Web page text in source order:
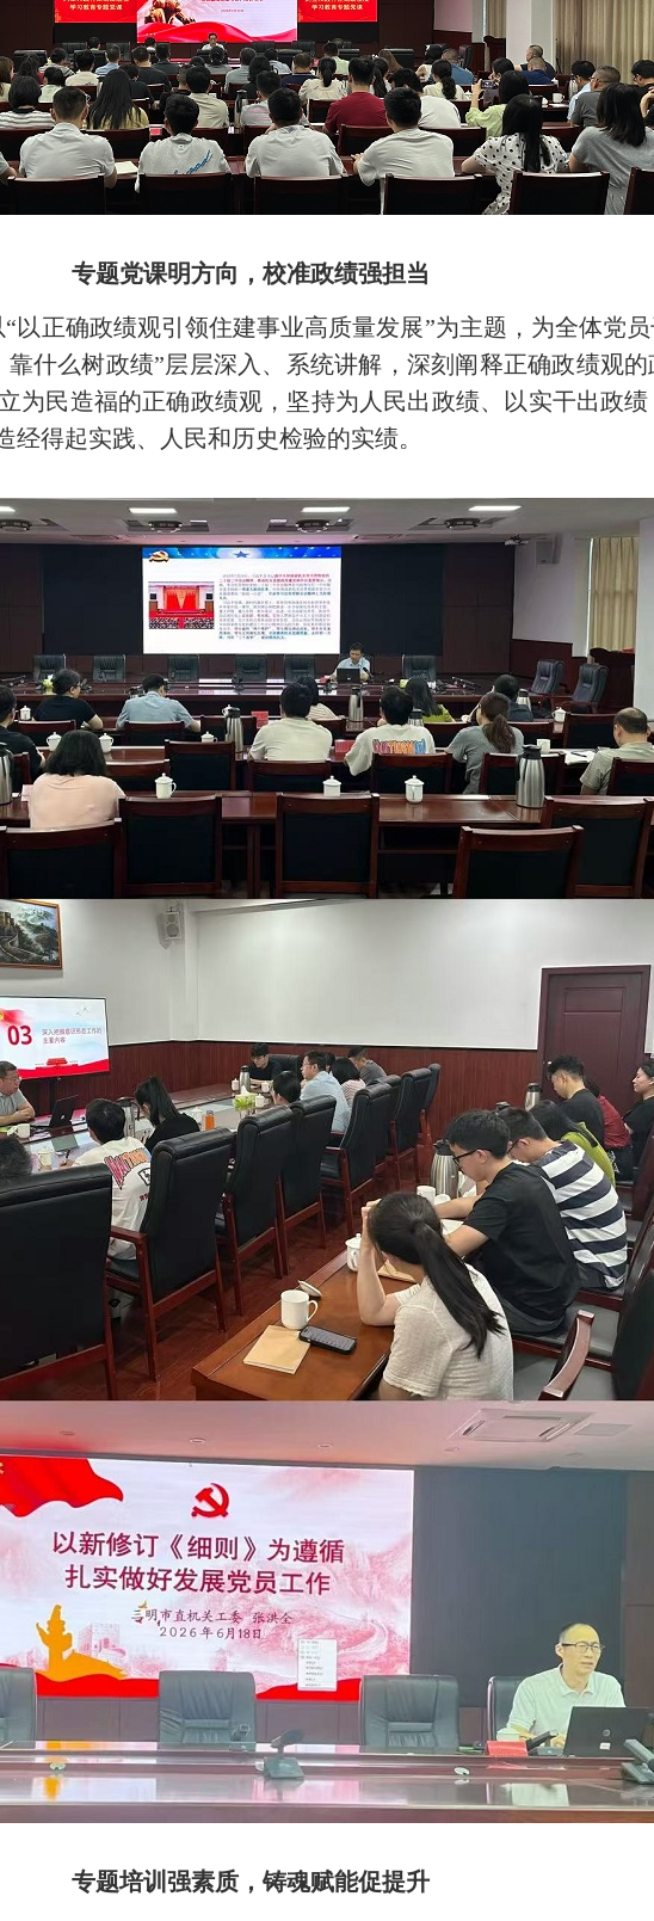
专题党课明方向，校准政绩强担当
正确政绩观引领住建事业高质量发展”为主题，为全体党
什么树政绩”层层深入、系统讲解，深刻阐释正确政绩观
为民造福的正确政绩观，坚持为人民出政绩、以实干出政绩
得起实践、人民和历史检验的实绩。
专题培训强素质，铸魂赋能促提升